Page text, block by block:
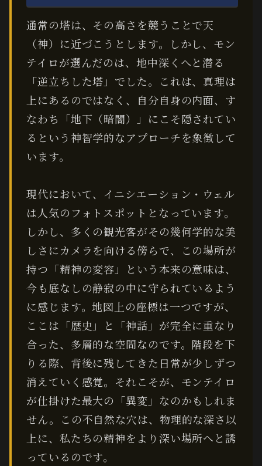
通常の塔は、その高さを競うことで天
（神）に近づこうとします。しかし、モン
テイロが選んだのは、地中深くへと潜る
「逆立ちした塔」でした。これは、真理は
上にあるのではなく、自分自身の内面、す
なわち「地下（暗闇）」にこそ隠されてい
るという神智学的なアプローチを象徴して
います。
現代において、イニシエーション・ウェル
は人気のフォトスポットとなっています。
しかし、多くの観光客がその幾何学的な美
しさにカメラを向ける傍らで、この場所が
持つ「精神の変容」という本来の意味は、
今も底なしの静寂の中に守られているよう
に感じます。地図上の座標は一つですが、
ここは「歴史」と「神話」が完全に重なり
合った、多層的な空間なのです。階段を下
りる際、背後に残してきた日常が少しずつ
消えていく感覚。それこそが、モンテイロ
が仕掛けた最大の「異変」なのかもしれま
せん。この不自然な穴は、物理的な深さ以
上に、私たちの精神をより深い場所へと誘
っているのです。